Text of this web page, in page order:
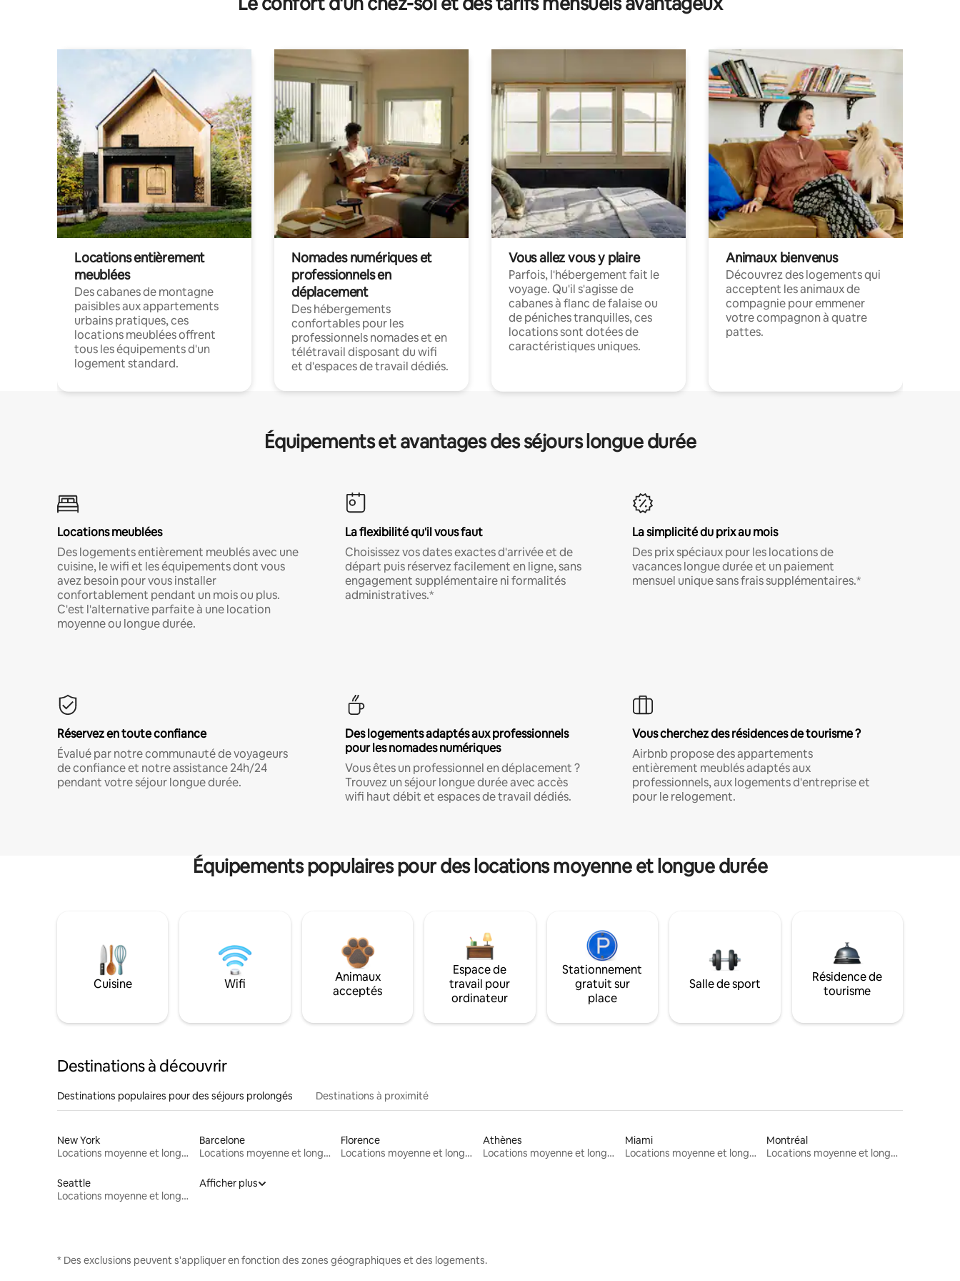
Locations entièrement
meublées
Des cabanes de montagne
paisibles aux appartements
urbains pratiques, ces
locations meublées offrent
tous les équipements d'un
logement standard.
Nomades numériques et
professionnels en
déplacement
Des hébergements
confortables pour les
professionnels nomades et en
télétravail disposant du wifi
et d'espaces de travail dédiés.
Vous allez vous y plaire
Parfois, l'hébergement fait le
voyage. Qu'il s'agisse de
cabanes à flanc de falaise ou
de péniches tranquilles, ces
locations sont dotées de
caractéristiques uniques.
Animaux bienvenus
Découvrez des logements qui
acceptent les animaux de
compagnie pour emmener
votre compagnon à quatre
pattes.
Équipements et avantages des séjours longue durée
Locations meublées
Des logements entièrement meublés avec une
cuisine, le wifi et les équipements dont vous
avez besoin pour vous installer
confortablement pendant un mois ou plus.
C'est l'alternative parfaite à une location
moyenne ou longue durée.
La flexibilité qu'il vous faut
Choisissez vos dates exactes d'arrivée et de
départ puis réservez facilement en ligne, sans
engagement supplémentaire ni formalités
administratives.*
La simplicité du prix au mois
Des prix spéciaux pour les locations de
vacances longue durée et un paiement
mensuel unique sans frais supplémentaires.*
Réservez en toute confiance
Évalué par notre communauté de voyageurs
de confiance et notre assistance 24h/24
pendant votre séjour longue durée.
Des logements adaptés aux professionnels
pour les nomades numériques
Vous êtes un professionnel en déplacement ?
Trouvez un séjour longue durée avec accès
wifi haut débit et espaces de travail dédiés.
Vous cherchez des résidences de tourisme ?
Airbnb propose des appartements
entièrement meublés adaptés aux
professionnels, aux logements d'entreprise et
pour le relogement.
Équipements populaires pour des locations moyenne et longue durée
Cuisine Wifi
Animaux
acceptés
Espace de
travail pour
ordinateur
Stationnement
gratuit sur
place
Salle de sport
Résidence de
tourisme
Destinations à découvrir
Destinations populaires pour des séjours prolongés Destinations à proximité
New York
Locations moyenne et longue durée
Barcelone
Locations moyenne et longue durée
Florence
Locations moyenne et longue durée
Athènes
Locations moyenne et longue durée
Miami
Locations moyenne et longue durée
Montréal
Locations moyenne et longue durée
Seattle
Locations moyenne et longue durée
Afficher plus
* Des exclusions peuvent s'appliquer en fonction des zones géographiques et des logements.